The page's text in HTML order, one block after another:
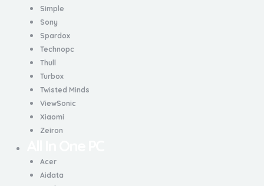
Simple
Sony
Spardox
Technopc
Thull
Turbox
Twisted Minds
ViewSonic
Xiaomi
Zeiron
Acer
Aidata